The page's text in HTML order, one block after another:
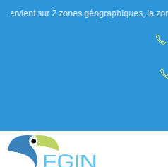
2 zones géographiques, la zone « Paris-